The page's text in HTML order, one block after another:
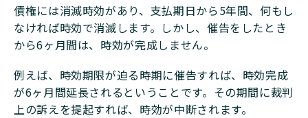
債権には消滅時効があり、支払期日から5年間、何もし
なければ時効で消滅します。しかし、催告をしたとき
から6ヶ月間は、時効が完成しません。
例えば、時効期限が迫る時期に催告すれば、時効完成
が6ヶ月間延長されるということです。その期間に裁判
上の訴えを提起すれば、時効が中断されます。